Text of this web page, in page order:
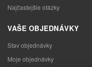
Najčastejšie otázky
VAŠE OBJEDNÁVKY
Stav objednávky
Moje objednávky